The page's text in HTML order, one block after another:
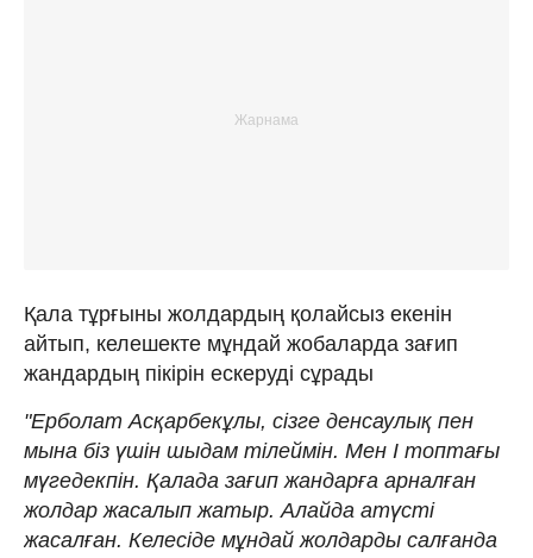
Қала тұрғыны жолдардың қолайсыз екенін
айтып, келешекте мұндай жобаларда зағип
жандардың пікірін ескеруді сұрады
"Ерболат Асқарбекұлы, сізге денсаулық пен
мына біз үшін шыдам тілеймін. Мен І топтағы
мүгедекпін. Қалада зағип жандарға арналған
жолдар жасалып жатыр. Алайда атүсті
жасалған. Келесіде мұндай жолдарды салғанда